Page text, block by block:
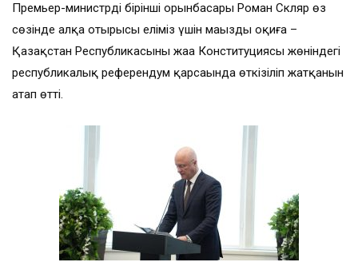
Премьер-министрдің бірінші орынбасары Роман Скляр өз
сөзінде алқа отырысы еліміз үшін маңызды оқиға –
Қазақстан Республикасының жаңа Конституциясы жөніндегі
республикалық референдум қарсаңында өткізіліп жатқанын
атап өтті.